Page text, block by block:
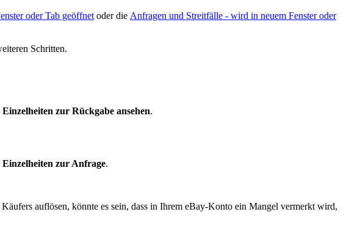
oder Tab geöffnet oder die Anfragen und Streitfälle - wird in neuem Fenster oder
Schritten.
Einzelheiten zur Rückgabe ansehen.
Einzelheiten zur Anfrage.
auflösen, könnte es sein, dass in Ihrem eBay-Konto ein Mangel vermerkt wird,